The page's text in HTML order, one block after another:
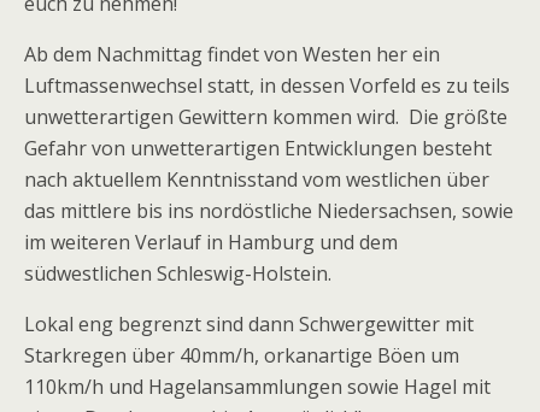
Ab dem Nachmittag findet von Westen her ein
Luftmassenwechsel statt, in dessen Vorfeld es zu teils
unwetterartigen Gewittern kommen wird. Die größte
Gefahr von unwetterartigen Entwicklungen besteht
nach aktuellem Kenntnisstand vom westlichen über
das mittlere bis ins nordöstliche Niedersachsen, sowie
im weiteren Verlauf in Hamburg und dem
südwestlichen Schleswig-Holstein.
Lokal eng begrenzt sind dann Schwergewitter mit
Starkregen über 40mm/h, orkanartige Böen um
110km/h und Hagelansammlungen sowie Hagel mit